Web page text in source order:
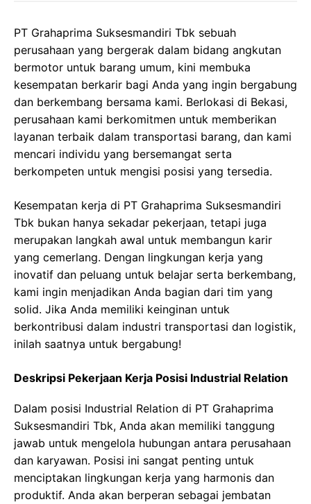
PT Grahaprima Suksesmandiri Tbk sebuah
perusahaan yang bergerak dalam bidang angkutan
bermotor untuk barang umum, kini membuka
kesempatan berkarir bagi Anda yang ingin bergabung
dan berkembang bersama kami. Berlokasi di Bekasi,
perusahaan kami berkomitmen untuk memberikan
layanan terbaik dalam transportasi barang, dan kami
mencari individu yang bersemangat serta
berkompeten untuk mengisi posisi yang tersedia.
Kesempatan kerja di PT Grahaprima Suksesmandiri
Tbk bukan hanya sekadar pekerjaan, tetapi juga
merupakan langkah awal untuk membangun karir
yang cemerlang. Dengan lingkungan kerja yang
inovatif dan peluang untuk belajar serta berkembang,
kami ingin menjadikan Anda bagian dari tim yang
solid. Jika Anda memiliki keinginan untuk
berkontribusi dalam industri transportasi dan logistik,
inilah saatnya untuk bergabung!
Deskripsi Pekerjaan Kerja Posisi Industrial Relation
Dalam posisi Industrial Relation di PT Grahaprima
Suksesmandiri Tbk, Anda akan memiliki tanggung
jawab untuk mengelola hubungan antara perusahaan
dan karyawan. Posisi ini sangat penting untuk
menciptakan lingkungan kerja yang harmonis dan
produktif. Anda akan berperan sebagai jembatan